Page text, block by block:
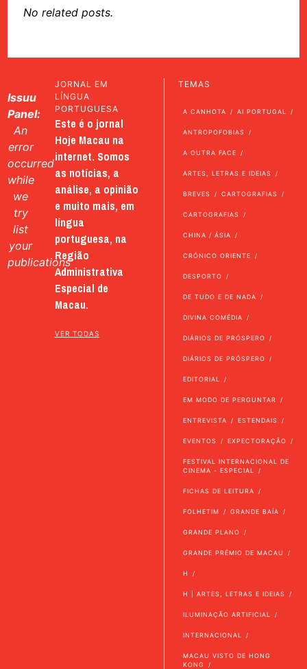
No related posts.
Issuu
Panel:
An
error
occurred
while
we
try
list
your
publications
JORNAL EM
LÍNGUA
PORTUGUESA
Este é o jornal
Hoje Macau na
internet. Somos
as notícias, a
análise, a opinião
e muito mais, em
língua
portuguesa, na
Região
Administrativa
Especial de
Macau.
VER TODAS
TEMAS
A CANHOTA AI PORTUGAL
ANTROPOFOBIAS
A OUTRA FACE
ARTES, LETRAS E IDEIAS
BREVES CARTOGRAFIAS
CARTOGRAFIAS
CHINA / ÁSIA
CRÓNICO ORIENTE
DESPORTO
DE TUDO E DE NADA
DIVINA COMÉDIA
DIÁRIOS DE PRÓSPERO
DIÁRIOS DE PRÓSPERO
EDITORIAL
EM MODO DE PERGUNTAR
ENTREVISTA ESTENDAIS
EVENTOS EXPECTORAÇÃO
FESTIVAL INTERNACIONAL DE
CINEMA - ESPECIAL
FICHAS DE LEITURA
FOLHETIM GRANDE BAÍA
GRANDE PLANO
GRANDE PRÉMIO DE MACAU
H
H | ARTES, LETRAS E IDEIAS
ILUMINAÇÃO ARTIFICIAL
INTERNACIONAL
MACAU VISTO DE HONG
KONG